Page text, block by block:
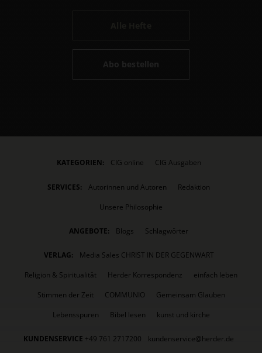
Abo bestellen
KATEGORIEN: CIG online CIG Ausgaben
SERVICES: Autorinnen und Autoren
Redaktion
Unsere Philosophie
ANGEBOTE: Blogs Schlagwörter
VERLAG:
Media Sales CHRIST IN DER GEGENWART
Religion & Spiritualität
Herder Korrespondenz
einfach leben
Stimmen der Zeit
COMMUNIO
Gemeinsam Glauben
Lebensspuren
Bibel lesen kunst und kirche
KUNDENSERVICE +49 761 2717200
kundenservice@herder.de